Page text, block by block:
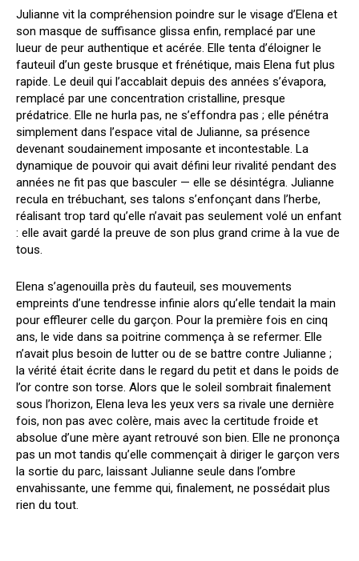
Julianne vit la compréhension poindre sur le visage d’Elena et
son masque de suffisance glissa enfin, remplacé par une
lueur de peur authentique et acérée. Elle tenta d’éloigner le
fauteuil d’un geste brusque et frénétique, mais Elena fut plus
rapide. Le deuil qui l’accablait depuis des années s’évapora,
remplacé par une concentration cristalline, presque
prédatrice. Elle ne hurla pas, ne s’effondra pas ; elle pénétra
simplement dans l’espace vital de Julianne, sa présence
devenant soudainement imposante et incontestable. La
dynamique de pouvoir qui avait défini leur rivalité pendant des
années ne fit pas que basculer — elle se désintégra. Julianne
recula en trébuchant, ses talons s’enfonçant dans l’herbe,
réalisant trop tard qu’elle n’avait pas seulement volé un enfant
: elle avait gardé la preuve de son plus grand crime à la vue de
tous.
Elena s’agenouilla près du fauteuil, ses mouvements
empreints d’une tendresse infinie alors qu’elle tendait la main
pour effleurer celle du garçon. Pour la première fois en cinq
ans, le vide dans sa poitrine commença à se refermer. Elle
n’avait plus besoin de lutter ou de se battre contre Julianne ;
la vérité était écrite dans le regard du petit et dans le poids de
l’or contre son torse. Alors que le soleil sombrait finalement
sous l’horizon, Elena leva les yeux vers sa rivale une dernière
fois, non pas avec colère, mais avec la certitude froide et
absolue d’une mère ayant retrouvé son bien. Elle ne prononça
pas un mot tandis qu’elle commençait à diriger le garçon vers
la sortie du parc, laissant Julianne seule dans l’ombre
envahissante, une femme qui, finalement, ne possédait plus
rien du tout.